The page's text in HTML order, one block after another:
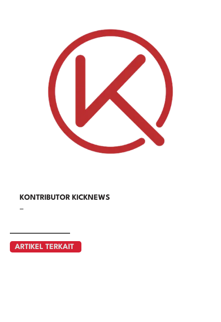
KONTRIBUTOR KICKNEWS
–
ARTIKEL TERKAIT